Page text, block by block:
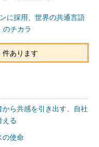
に採用、世界の共通言語
のチカラ
あります
から共感を引き出す、自社
える
の使命